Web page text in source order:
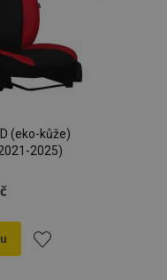
(eko-kůže)
2025)